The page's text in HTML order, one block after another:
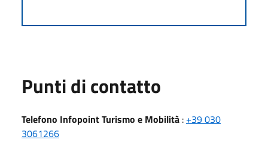
Punti di contatto
Telefono Infopoint Turismo e Mobilità : +39 030
3061266